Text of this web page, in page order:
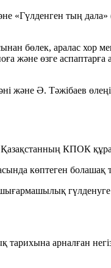
«Гүлденген тың дала»
бөлек, аралас хор
және өзге аспаптарға
және Ә. Тәжібаев
КПОК
көптеген болашақ
гүлденуге
арналған